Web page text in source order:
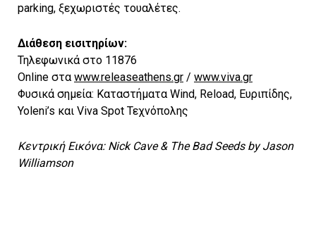
parking, ξεχωριστές τουαλέτες.
Διάθεση εισιτηρίων:
Τηλεφωνικά στο 11876
Online σταwww.releaseathens.gr / www.viva.gr
Φυσικά σημεία: Καταστήματα Wind, Reload, Ευριπίδης,
Yoleni’s και Viva Spot Τεχνόπολης
Κεντρική Εικόνα: Nick Cave & The Bad Seeds by Jason
Williamson